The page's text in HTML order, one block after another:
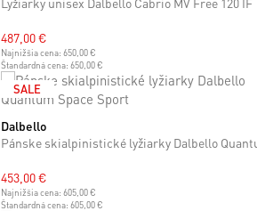
487,00 €
Najnižšia cena: 650,00 €
Štandardná cena: 650,00 €
SALE
25 cm25.5 cm
29 cm29.5 cm30 cm30.5 cm
Dalbello
453,00 €
Najnižšia cena: 605,00 €
Štandardná cena: 605,00 €